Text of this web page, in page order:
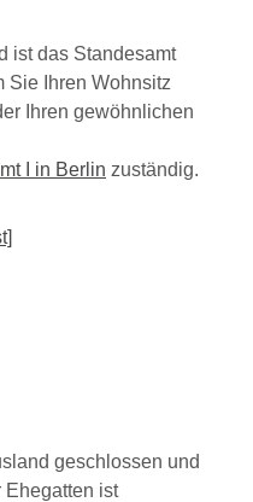
ist das Standesamt
Sie Ihren Wohnsitz
Ihren gewöhnlichen
I in Berlin zuständig.
geschlossen und
Ehegatten ist